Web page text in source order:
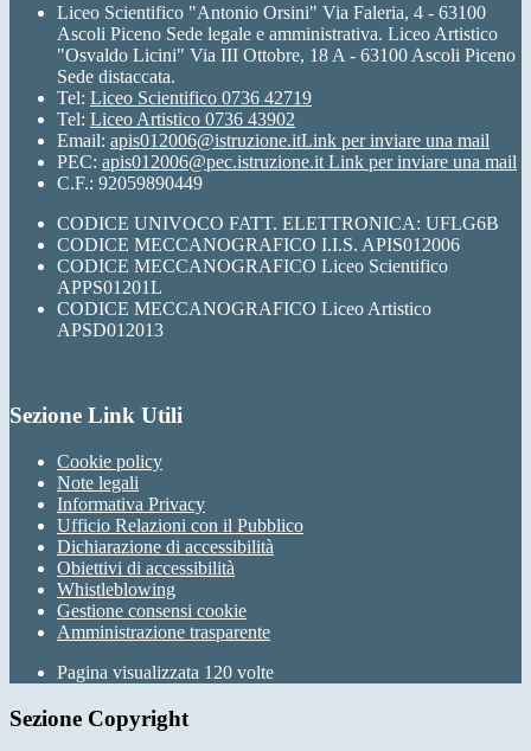
Liceo Scientifico "Antonio Orsini" Via Faleria, 4 - 63100
Ascoli Piceno Sede legale e amministrativa. Liceo Artistico
"Osvaldo Licini" Via III Ottobre, 18 A - 63100 Ascoli Piceno
Sede distaccata.
Tel: Liceo Scientifico 0736 42719
Tel: Liceo Artistico 0736 43902
Email: apis012006@istruzione.itLink per inviare una mail
PEC: apis012006@pec.istruzione.it Link per inviare una mail
C.F.: 92059890449
CODICE UNIVOCO FATT. ELETTRONICA: UFLG6B
CODICE MECCANOGRAFICO I.I.S. APIS012006
CODICE MECCANOGRAFICO Liceo Scientifico
APPS01201L
CODICE MECCANOGRAFICO Liceo Artistico
APSD012013
Sezione Link Utili
Cookie policy
Note legali
Informativa Privacy
Ufficio Relazioni con il Pubblico
Dichiarazione di accessibilità
Obiettivi di accessibilità
Whistleblowing
Gestione consensi cookie
Amministrazione trasparente
Pagina visualizzata 120 volte
Sezione Copyright